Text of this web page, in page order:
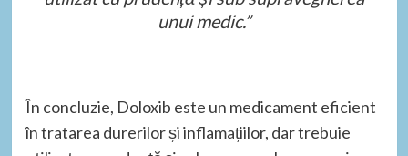
unui medic.”
În concluzie, Doloxib este un medicament eficient
în tratarea durerilor și inflamațiilor, dar trebuie